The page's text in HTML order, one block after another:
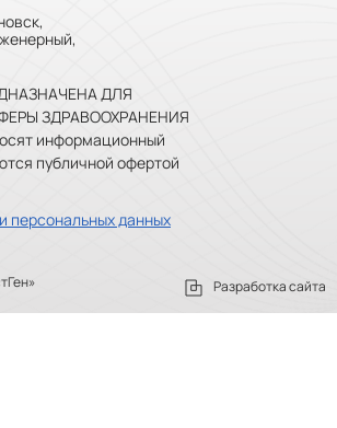
ДЛЯ
ЗДРАВООХРАНЕНИЯ
информационный
публичной офертой
персональных данных
Разработка сайта